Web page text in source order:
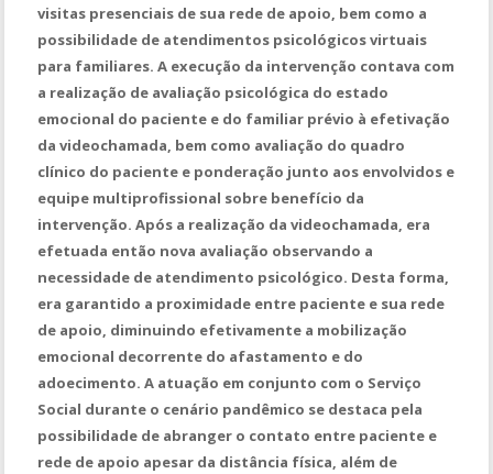
visitas presenciais de sua rede de apoio, bem como a
possibilidade de atendimentos psicológicos virtuais
para familiares. A execução da intervenção contava com
a realização de avaliação psicológica do estado
emocional do paciente e do familiar prévio à efetivação
da videochamada, bem como avaliação do quadro
clínico do paciente e ponderação junto aos envolvidos e
equipe multiprofissional sobre benefício da
intervenção. Após a realização da videochamada, era
efetuada então nova avaliação observando a
necessidade de atendimento psicológico. Desta forma,
era garantido a proximidade entre paciente e sua rede
de apoio, diminuindo efetivamente a mobilização
emocional decorrente do afastamento e do
adoecimento. A atuação em conjunto com o Serviço
Social durante o cenário pandêmico se destaca pela
possibilidade de abranger o contato entre paciente e
rede de apoio apesar da distância física, além de